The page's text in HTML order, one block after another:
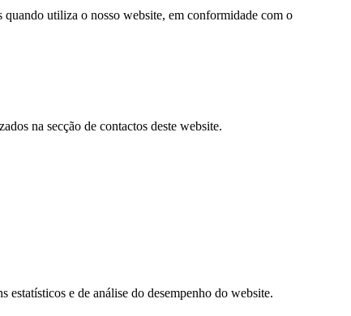
quando utiliza o nosso website, em conformidade com o
na secção de contactos deste website.
estatísticos e de análise do desempenho do website.